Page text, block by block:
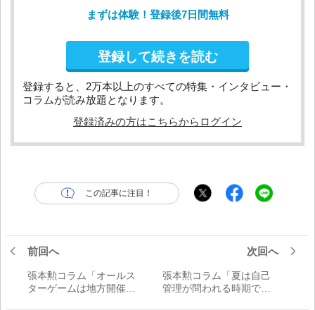
まずは体験！登録後7日間無料
登録して続きを読む
登録すると、2万本以上のすべての特集・インタビュー・
コラムが読み放題となります。
登録済みの方はこちらからログイン
この記事に注目！
前回へ
張本勲コラム「オールス
ターゲームは地方開催が
次回へ
張本勲コラム「夏は自己
管理が問われる時期でも